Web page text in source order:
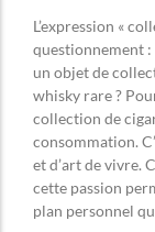
L’expression «
questionnement
un objet de
whisky rare ?
collection de
consommation.
et d’art de vivre.
cette passion
plan personnel